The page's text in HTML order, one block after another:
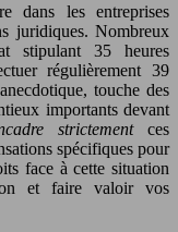
dans les entreprises
juridiques. Nombreux
stipulant 35 heures
régulièrement 39
touche des
importants devant
strictement ces
spécifiques pour
face à cette situation
et faire valoir vos